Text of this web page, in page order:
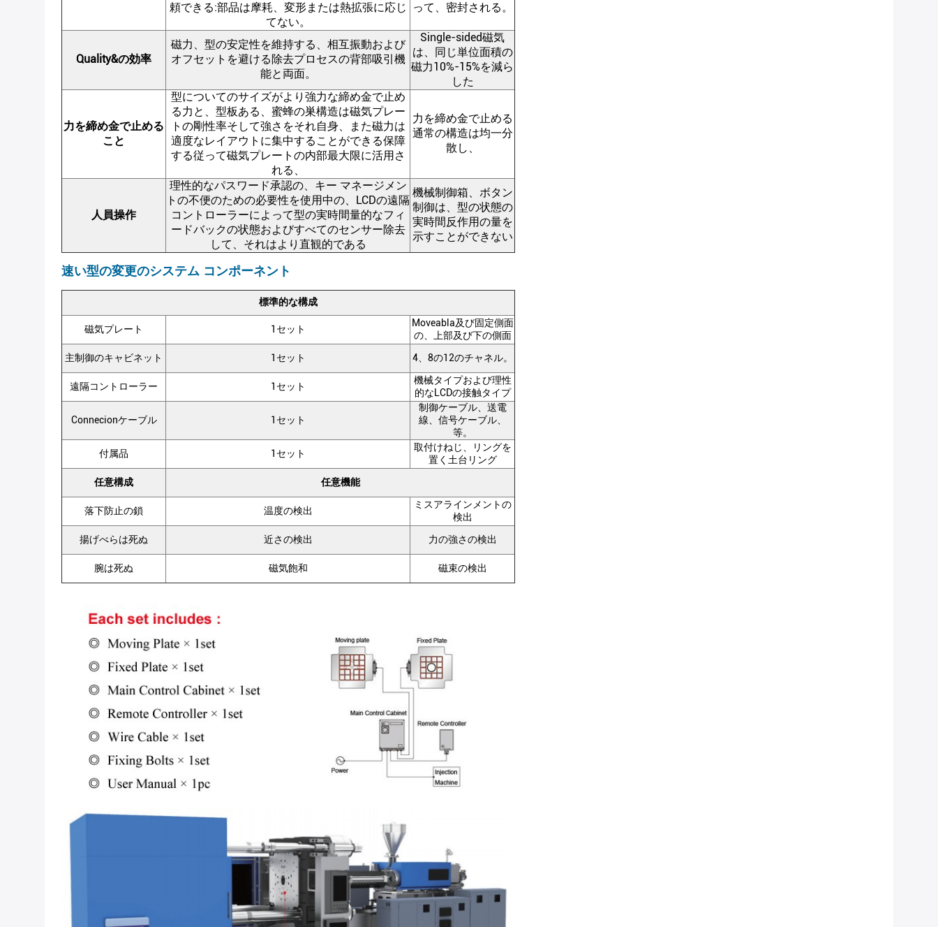
頼できる:部品は摩耗、変形または熱拡張に応じ
てない。
って、密封される。
Quality&の効率
磁力、型の安定性を維持する、相互振動および
オフセットを避ける除去プロセスの背部吸引機
能と両面。
Single-sided磁気
は、同じ単位面積の
磁力10%-15%を減ら
した
力を締め金で止める
こと
型についてのサイズがより強力な締め金で止め
る力と、型板ある、蜜蜂の巣構造は磁気プレー
トの剛性率そして強さをそれ自身、また磁力は
適度なレイアウトに集中することができる保障
する従って磁気プレートの内部最大限に活用さ
れる、
力を締め金で止める
通常の構造は均一分
散し、
人員操作
理性的なパスワード承認の、キー マネージメン
トの不便のための必要性を使用中の、LCDの遠隔
コントローラーによって型の実時間量的なフィ
ードバックの状態およびすべてのセンサー除去
して、それはより直観的である
機械制御箱、ボタン
制御は、型の状態の
実時間反作用の量を
示すことができない
速い型の変更のシステム コンポーネント
標準的な構成
磁気プレート 1セット
Moveabla及び固定側面
の、上部及び下の側面
主制御のキャビネット
1セット 4、8の12のチャネル。
遠隔コントローラー 1セット
機械タイプおよび理性
的なLCDの接触タイプ
Connecionケーブル 1セット
制御ケーブル、送電
線、信号ケーブル、
等。
付属品
1セット
取付けねじ、リングを
置く土台リング
任意構成
任意機能
落下防止の鎖 温度の検出
ミスアラインメントの
検出
揚げべらは死ぬ
近さの検出 力の強さの検出
腕は死ぬ 磁気飽和 磁束の検出